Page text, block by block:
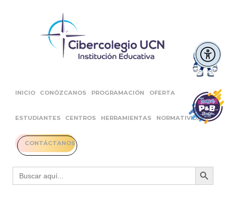
INICIO CONÓZCANOS PROGRAMACIÓN OFERTA
ESTUDIANTES CENTROS HERRAMIENTAS NORMATIVIDAD
CONTÁCTANOS
Buscar: Botón